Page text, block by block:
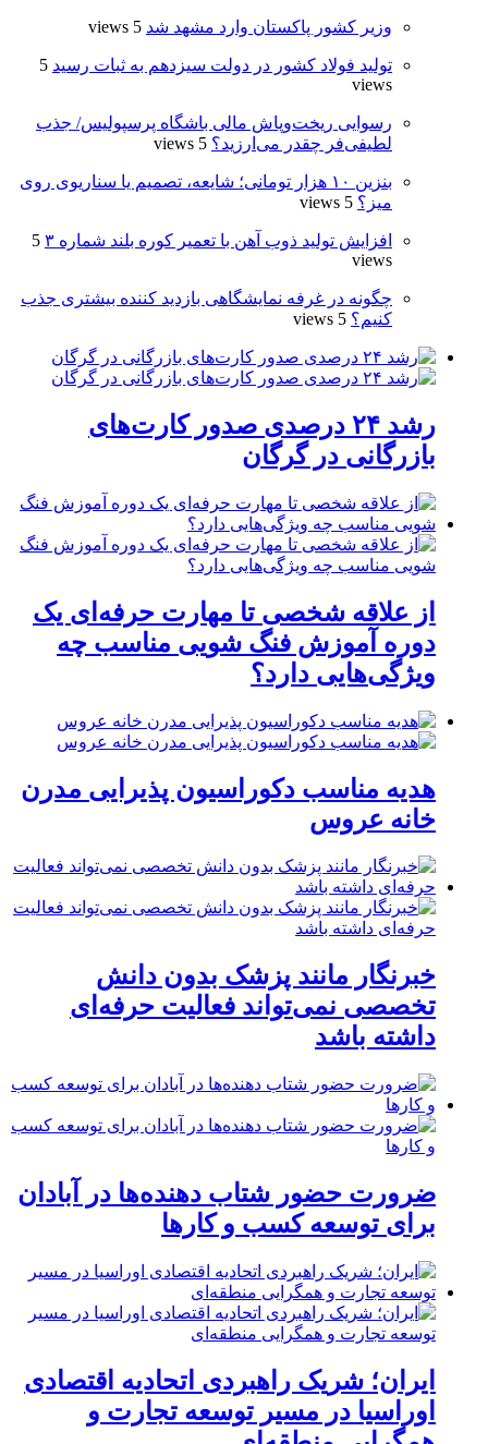
وزیر کشور پاکستان وارد مشهد شد 5 views
تولید فولاد کشور در دولت سیزدهم به ثبات رسید 5
views
رسوایی ریخت‌وپاش مالی باشگاه پرسپولیس/ جذب
لطیفی‌فر چقدر می‌ارزید؟ 5 views
بنزین ۱۰ هزار تومانی؛ شایعه، تصمیم یا سناریوی روی
میز؟ 5 views
افزایش تولید ذوب آهن با تعمیر کوره بلند شماره ۳
5
views
چگونه در غرفه نمایشگاهی بازدید کننده بیشتری جذب
کنیم؟ 5 views
رشد ۲۴ درصدی صدور کارت‌های
بازرگانی در گرگان
از علاقه شخصی تا مهارت حرفه‌ای یک
دوره آموزش فنگ شویی مناسب چه
ویژگی‌هایی دارد؟
هدیه مناسب دکوراسیون پذیرایی مدرن
خانه عروس
خبرنگار مانند پزشک بدون دانش
تخصصی نمی‌تواند فعالیت حرفه‌ای
داشته باشد
ضرورت حضور شتاب ‌دهنده‌ها در آبادان
برای توسعه کسب‌ و کارها
ایران؛ شریک راهبردی اتحادیه اقتصادی
اوراسیا در مسیر توسعه تجارت و